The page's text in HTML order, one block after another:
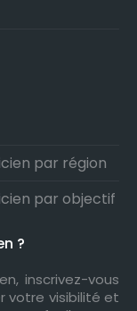
par région
par objectif
?
inscrivez-vous
votre visibilité et